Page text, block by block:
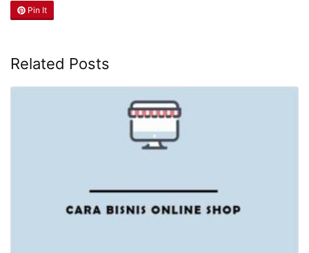
Pin It
Related Posts